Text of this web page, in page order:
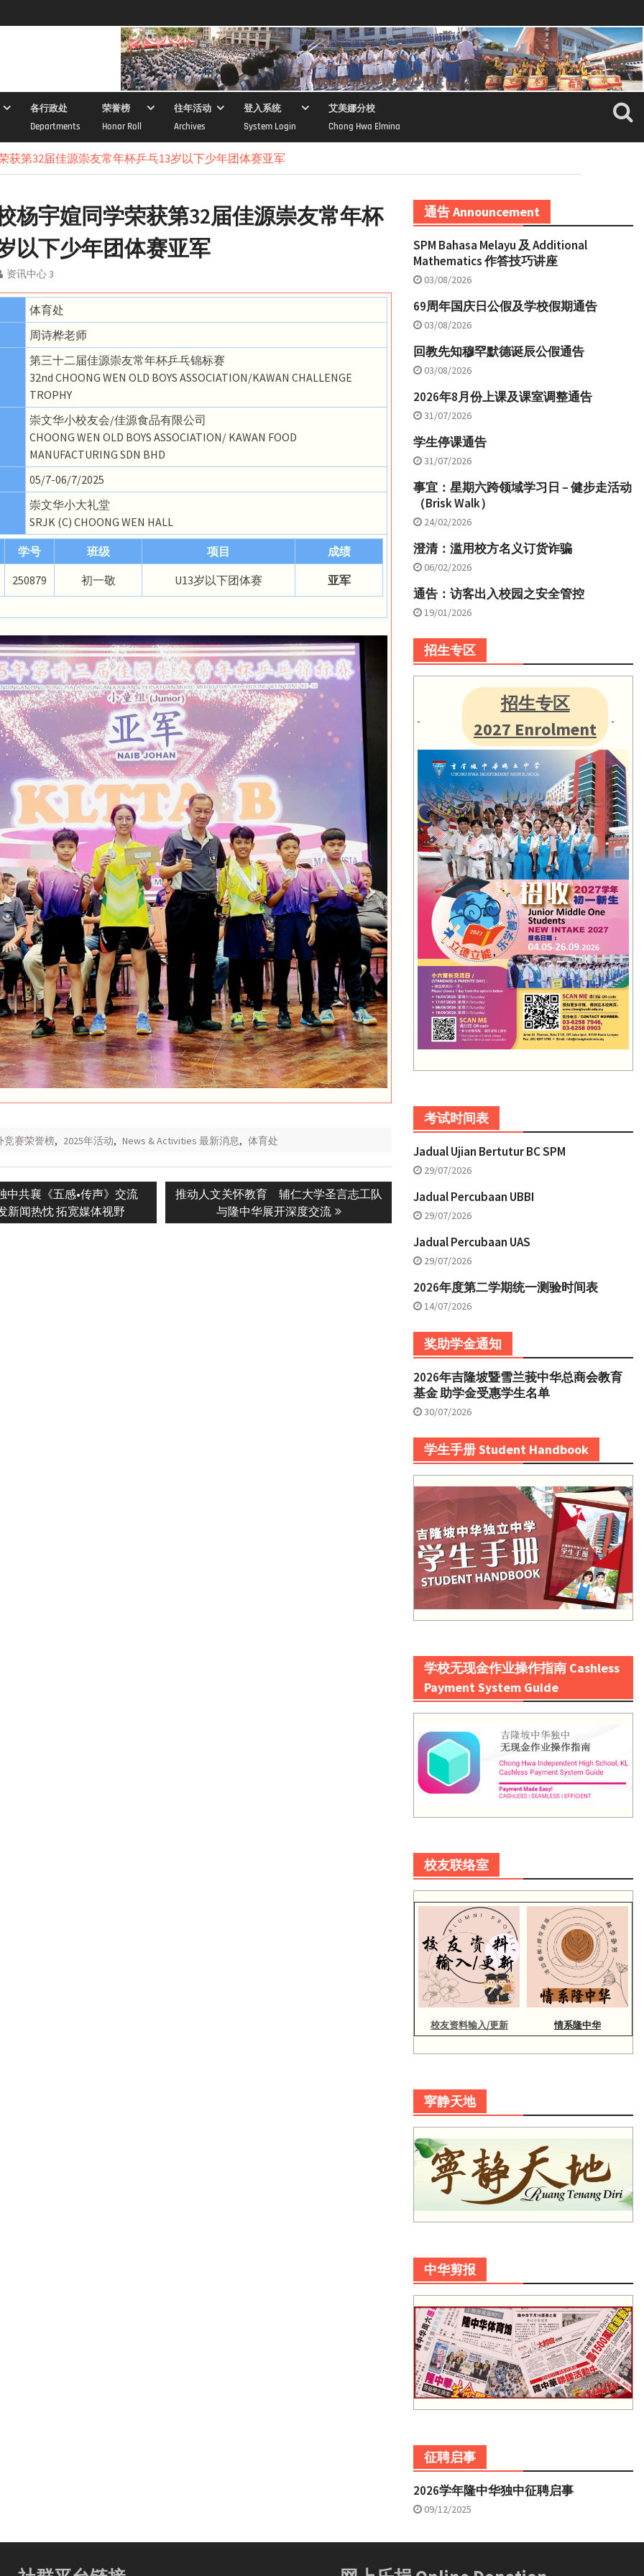
各行政处
Departments
荣誉榜
Honor Roll
往年活动
Archives
登入系统
System Login
艾美娜分校
Chong Hwa Elmina
获第32届佳源崇友常年杯乒乓13岁以下少年团体赛亚军
杨宇媗同学荣获第32届佳源崇友常年杯
以下少年团体赛亚军
资讯中心 3
体育处
周诗桦老师
第三十二届佳源崇友常年杯乒乓锦标赛
32nd CHOONG WEN OLD BOYS ASSOCIATION/KAWAN CHALLENGE
TROPHY
崇文华小校友会/佳源食品有限公司
CHOONG WEN OLD BOYS ASSOCIATION/ KAWAN FOOD
MANUFACTURING SDN BHD
05/7-06/7/2025
崇文华小大礼堂
SRJK (C) CHOONG WEN HALL
学号 班级 项目
成绩
250879
初一敬 U13岁以下团体赛 亚军
竞赛荣誉榜, 2025年活动, News & Activities 最新消息, 体育处
中共襄《五感•传声》交流
新闻热忱 拓宽媒体视野
Next
推动人文关怀教育 辅仁大学圣言志工队
与隆中华展开深度交流
通告 Announcement
SPM Bahasa Melayu 及 Additional
Mathematics 作答技巧讲座
03/08/2026
69周年国庆日公假及学校假期通告
03/08/2026
回教先知穆罕默德诞辰公假通告
03/08/2026
2026年8月份上课及课室调整通告
31/07/2026
学生停课通告
31/07/2026
事宜：星期六跨领域学习日 – 健步走活动
（Brisk Walk）
24/02/2026
澄清：滥用校方名义订货诈骗
06/02/2026
通告：访客出入校园之安全管控
19/01/2026
招生专区
招生专区
2027 Enrolment
考试时间表
Jadual Ujian Bertutur BC SPM
29/07/2026
Jadual Percubaan UBBI
29/07/2026
Jadual Percubaan UAS
29/07/2026
2026年度第二学期统一测验时间表
14/07/2026
奖助学金通知
2026年吉隆坡暨雪兰莪中华总商会教育
基金 助学金受惠学生名单
30/07/2026
学生手册 Student Handbook
学校无现金作业操作指南 Cashless
Payment System Guide
校友联络室
校友资料输入/更新 情系隆中华
寜静天地
中华剪报
征聘启事
2026学年隆中华独中征聘启事
09/12/2025